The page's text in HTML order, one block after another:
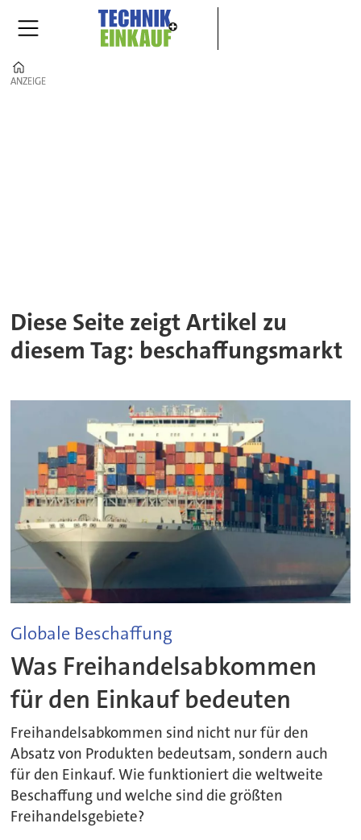
ANZEIGE
ANZEIGE
Diese Seite zeigt Artikel zu
diesem Tag: beschaffungsmarkt
Globale Beschaffung
Was Freihandelsabkommen
für den Einkauf bedeuten
Freihandelsabkommen sind nicht nur für den
Absatz von Produkten bedeutsam, sondern auch
für den Einkauf. Wie funktioniert die weltweite
Beschaffung und welche sind die größten
Freihandelsgebiete?